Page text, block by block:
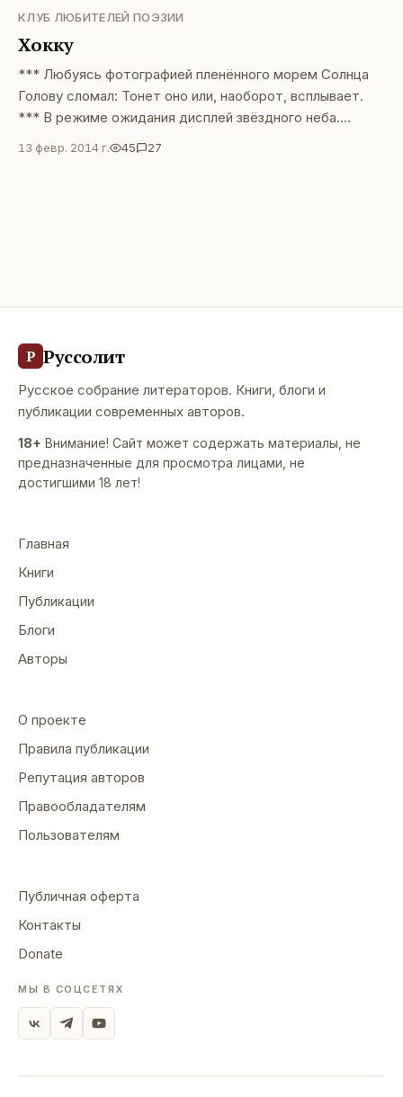
терминологии — душу, мы питаем: сном,
КЛУБ ЛЮБИТЕЛЕЙ ПОЭЗИИ
Хокку
*** Любуясь фотографией пленённого морем Солнца
Голову сломал: Тонет оно или, наоборот, всплывает.
*** В режиме ожидания дисплей звёздного неба.
Ветер, унеси облака, Подсветкой луна засияет. ***
Форточка скрипит и скрипит... Сквозняк не хранит
13 февр. 2014 г. 45 27
Р Руссолит
Русское собрание литераторов. Книги, блоги и
публикации современных авторов.
18+ Внимание! Сайт может содержать материалы, не
предназначенные для просмотра лицами, не
достигшими 18 лет!
Главная
Книги
Публикации
Блоги
Авторы
О проекте
Правила публикации
Репутация авторов
Правообладателям
Пользователям
Публичная оферта
Контакты
Donate
МЫ В СОЦСЕТЯХ